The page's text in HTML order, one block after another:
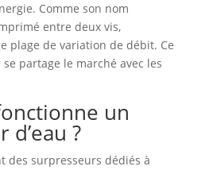
Comme son nom
entre deux vis,
plage de variation de débit. Ce
partage le marché avec les
un
d’eau ?
des surpresseurs dédiés à